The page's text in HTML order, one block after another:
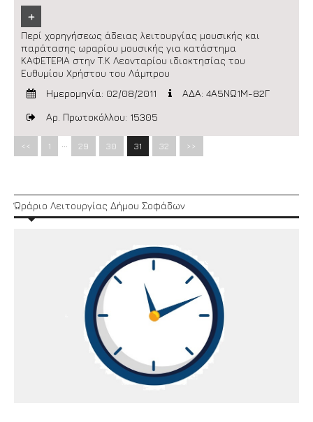
+
Περί χορηγήσεως άδειας λειτουργίας μουσικής και
παράτασης ωραρίου μουσικής για κατάστημα
ΚΑΦΕΤΕΡΙΑ στην Τ.Κ Λεονταρίου ιδιοκτησίας του
Ευθυμίου Χρήστου του Λάμπρου
Ημερομηνία: 02/08/2011
ΑΔΑ: 4Α5ΝΩ1Μ-82Γ
Αρ. Πρωτοκόλλου: 15305
<< 1 29 30 31 32 >>
Ώράριο Λειτουργίας Δήμου Σοφάδων